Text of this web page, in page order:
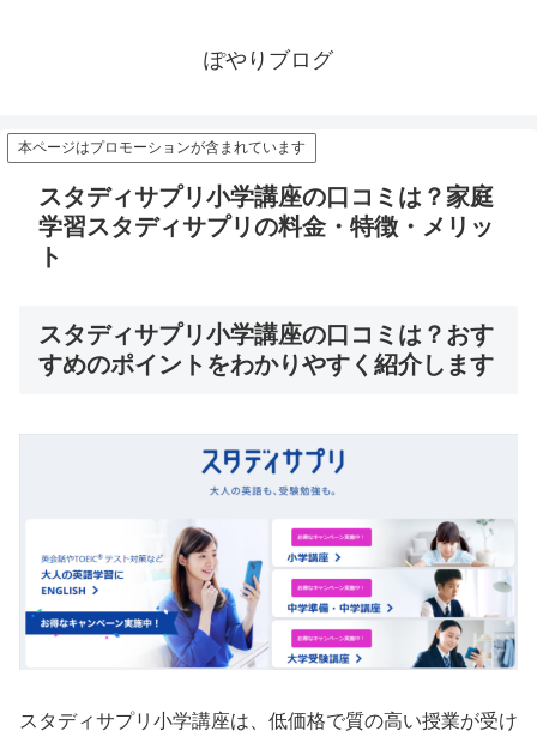
ぽやりブログ
本ページはプロモーションが含まれています
スタディサプリ小学講座の口コミは？家庭
学習スタディサプリの料金・特徴・メリッ
ト
スタディサプリ小学講座の口コミは？おす
すめのポイントをわかりやすく紹介します
スタディサプリ小学講座は、低価格で質の高い授業が受け